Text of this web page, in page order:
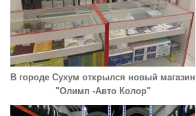
В городе Сухум открылся новый магазин
"Олимп -Авто Колор"